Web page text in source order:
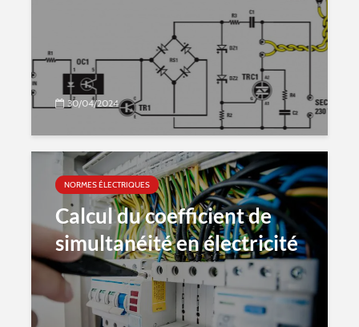
30/04/2024
NORMES ÉLECTRIQUES
Calcul du coefficient de
simultanéité en électricité